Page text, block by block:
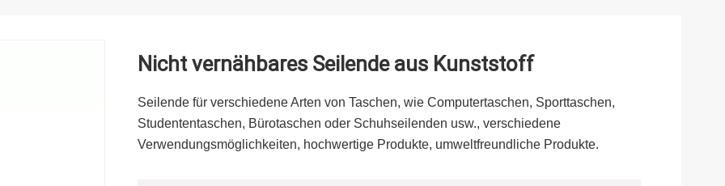
Nicht vernähbares Seilende aus Kunststoff
Seilende für verschiedene Arten von Taschen, wie Computertaschen, Sporttaschen,
Studententaschen, Bürotaschen oder Schuhseilenden usw., verschiedene
Verwendungsmöglichkeiten, hochwertige Produkte, umweltfreundliche Produkte.